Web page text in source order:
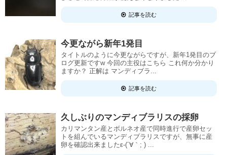
記事を読む
今更ながら新年1発目
タイトルのように今更ながらですが、新年1発目のブ
ログ更新ですw 今回の主役はこちら これ何か分かり
ますか？ 正解は マンディブラ...
記事を読む
久しぶりのマンディブラリスの採卵
カリマンタン産とボルネオ産で同時進行で産卵セッ
トを組んでいるマンディブラリスですが、無事に産
卵を確認出来ましたε-(´∀｀; ) ...